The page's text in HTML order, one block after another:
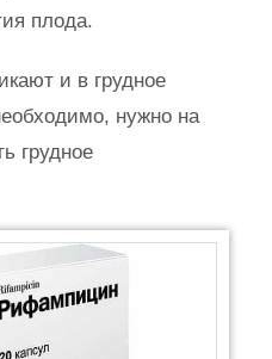
плода.
и в грудное
нужно на
грудное